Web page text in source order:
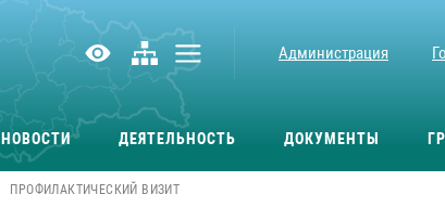
Администрация
НОВОСТИ ДЕЯТЕЛЬНОСТЬ ДОКУМЕНТЫ
ПРОФИЛАКТИЧЕСКИЙ ВИЗИТ